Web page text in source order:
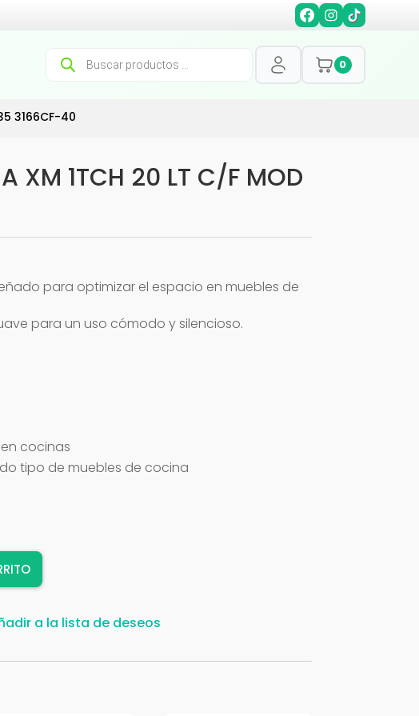
Búsqueda
productos
0
3166CF-40
XM 1TCH 20 LT C/F MOD
para optimizar el espacio en muebles de
para un uso cómodo y silencioso.
cocinas
tipo de muebles de cocina
a la lista de deseos